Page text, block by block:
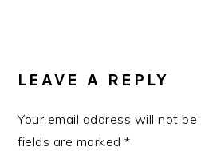
INTERACTIONS
LEAVE A REPLY
Your email address will not be
fields are marked*